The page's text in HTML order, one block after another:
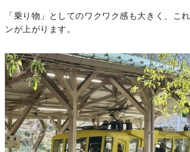
「乗り物」としてのワクワク感も大きく、こ
ンが上がります。